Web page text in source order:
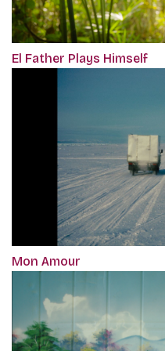
El Father Plays Himself
Mon Amour